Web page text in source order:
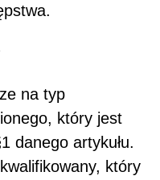
na typ
który jest
danego artykułu.
który